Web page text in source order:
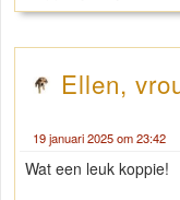
Ellen,
19 januari 2025 om 23:42
Wat een leuk koppie!